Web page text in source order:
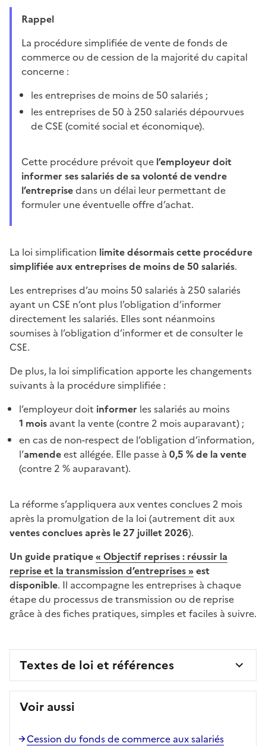
Rappel
La procédure simplifiée de vente de fonds de
commerce ou de cession de la majorité du capital
concerne :
les entreprises de moins de 50 salariés ;
les entreprises de 50 à 250 salariés dépourvues
de CSE (comité social et économique).
Cette procédure prévoit que l’employeur doit
informer ses salariés de sa volonté de vendre
l’entreprisedans un délai leur permettant de
formuler une éventuelle offre d’achat.
La loi simplification limite désormais cette procédure
simplifiée aux entreprises de moins de 50 salariés.
Les entreprises d’au moins 50 salariés à 250 salariés
ayant un CSE n’ont plus l’obligation d’informer
directement les salariés. Elles sont néanmoins
soumises à l’obligation d’informer et de consulter le
CSE.
De plus, la loi simplification apporte les changements
suivants à la procédure simplifiée :
l’employeur doit informer les salariés au moins
1 mois avant la vente (contre 2 mois auparavant) ;
en cas de non-respect de l’obligation d’information,
l’amendeest allégée. Elle passe à 0,5 %de la vente
(contre 2 % auparavant).
La réforme s’appliquera aux ventes conclues 2 mois
après la promulgation de la loi (autrement dit aux
ventes conclues après le 27 juillet 2026).
Un guide pratique« Objectif reprises : réussir la
reprise et la transmission d’entreprises »est
disponible. Il accompagne les entreprises à chaque
étape du processus de transmission ou de reprise
grâce à des fiches pratiques, simples et faciles à suivre.
Textes de loi et références
Voir aussi
Cession du fonds de commerce aux salariés